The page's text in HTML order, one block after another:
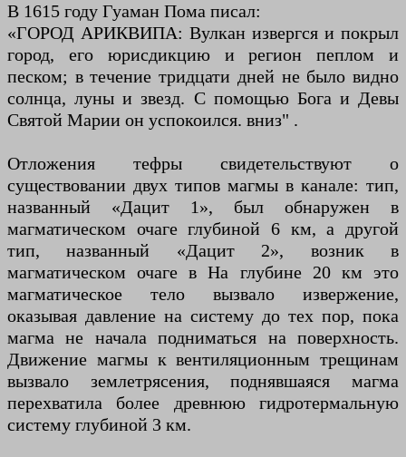
В 1615 году Гуаман Пома писал:
«ГОРОД АРИКВИПА: Вулкан извергся и покрыл
город, его юрисдикцию и регион пеплом и
песком; в течение тридцати дней не было видно
солнца, луны и звезд. С помощью Бога и Девы
Святой Марии он успокоился. вниз" .
Отложения тефры свидетельствуют о
существовании двух типов магмы в канале: тип,
названный «Дацит 1», был обнаружен в
магматическом очаге глубиной 6 км, а другой
тип, названный «Дацит 2», возник в
магматическом очаге в На глубине 20 км это
магматическое тело вызвало извержение,
оказывая давление на систему до тех пор, пока
магма не начала подниматься на поверхность.
Движение магмы к вентиляционным трещинам
вызвало землетрясения, поднявшаяся магма
перехватила более древнюю гидротермальную
систему глубиной 3 км.